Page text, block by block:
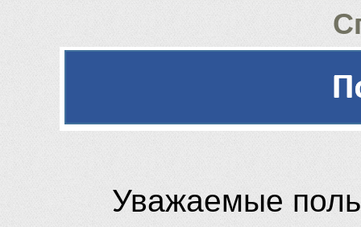
Уважаемые